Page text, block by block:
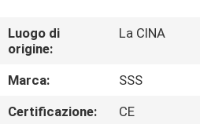
SU
DI
NOI
Luogo di
origine:
La CINA
Marca:
SSS
Certificazione:
CE